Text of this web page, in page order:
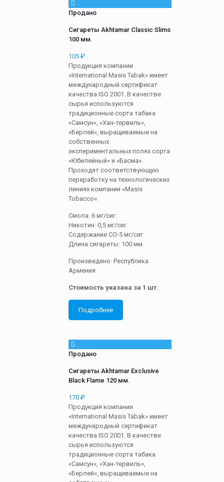
Продано
Сигареты Akhtamar Classic Slims
100 мм.
105 ₽
Продукция компании
«International Masis Tabak» имеет
международный сертификат
качества ISO 2001. В качестве
сырья используются
традиционные сорта табака
«Самсун», «Хан-тервиль»,
«Берлей», выращиваемые на
собственных
экспериментальных полях сорта
«Юбилейный» и «Басма».
Проходят соответствующую
переработку на технологических
линиях компании «Masis
Tobacco».
Смола: 6 мг/сиг.
Никотин: 0,5 мг/сиг.
Содержание СО-5 мг/сиг.
Длина сигареты: 100 мм.
Произведено: Республика
Армения
Стоимость указана за 1 шт.
Подробнее
Продано
Сигареты Akhtamar Exclusive
Black Flame 120 мм.
170 ₽
Продукция компании
«International Masis Tabak» имеет
международный сертификат
качества ISO 2001. В качестве
сырья используются
традиционные сорта табака
«Самсун», «Хан-тервиль»,
«Берлей», выращиваемые на